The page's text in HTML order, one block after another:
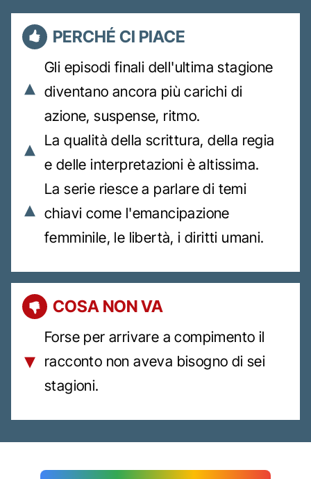
PERCHÉ CI PIACE
Gli episodi finali dell'ultima stagione
diventano ancora più carichi di
azione, suspense, ritmo.
La qualità della scrittura, della regia
e delle interpretazioni è altissima.
La serie riesce a parlare di temi
chiavi come l'emancipazione
femminile, le libertà, i diritti umani.
COSA NON VA
Forse per arrivare a compimento il
racconto non aveva bisogno di sei
stagioni.